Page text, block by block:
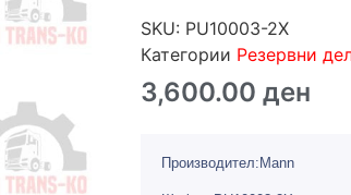
SKU: PU10003-2X
Категории Резервни
3,600.00 ден
Производител:Mann